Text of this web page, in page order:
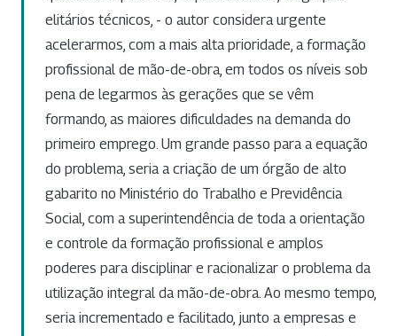
elitários técnicos, - o autor considera urgente
acelerarmos, com a mais alta prioridade, a formação
profissional de mão-de-obra, em todos os níveis sob
pena de legarmos às gerações que se vêm
formando, as maiores dificuldades na demanda do
primeiro emprego. Um grande passo para a equação
do problema, seria a criação de um órgão de alto
gabarito no Ministério do Trabalho e Previdência
Social, com a superintendência de toda a orientação
e controle da formação profissional e amplos
poderes para disciplinar e racionalizar o problema da
utilização integral da mão-de-obra. Ao mesmo tempo,
seria incrementado e facilitado, junto a empresas e